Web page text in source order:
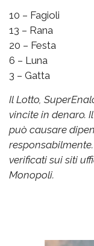
10 – Fagioli
13 – Rana
20 – Festa
6 – Luna
3 – Gatta
Il Lotto,
vincite in denaro.
può causare
verificati sui siti
Monopoli.